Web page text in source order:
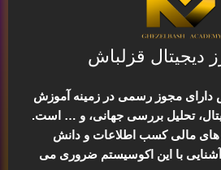
دیجیتال قزلباش
دارای مجوز رسمی در زمینه آموزش
تحلیل بررسی جهانی، و … است.
های مالی کسب اطلاعات و دانش
با این اکوسیستم ضروری می